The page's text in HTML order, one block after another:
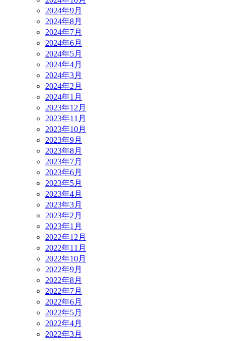
2024年9月
2024年8月
2024年7月
2024年6月
2024年5月
2024年4月
2024年3月
2024年2月
2024年1月
2023年12月
2023年11月
2023年10月
2023年9月
2023年8月
2023年7月
2023年6月
2023年5月
2023年4月
2023年3月
2023年2月
2023年1月
2022年12月
2022年11月
2022年10月
2022年9月
2022年8月
2022年7月
2022年6月
2022年5月
2022年4月
2022年3月